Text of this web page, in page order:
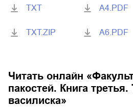
TXT
TXT.ZIP
A4.PDF
A6.PDF
Читать онлайн «
пакостей. Книга третья.
василиска»